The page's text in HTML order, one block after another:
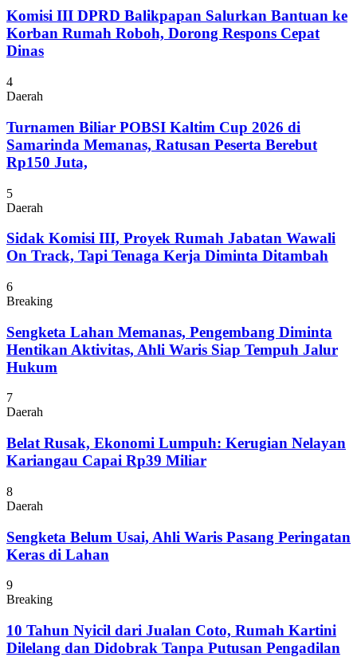
Komisi III DPRD Balikpapan Salurkan Bantuan ke
Korban Rumah Roboh, Dorong Respons Cepat
Dinas
4
Daerah
Turnamen Biliar POBSI Kaltim Cup 2026 di
Samarinda Memanas, Ratusan Peserta Berebut
Rp150 Juta,
5
Daerah
Sidak Komisi III, Proyek Rumah Jabatan Wawali
On Track, Tapi Tenaga Kerja Diminta Ditambah
6
Breaking
Sengketa Lahan Memanas, Pengembang Diminta
Hentikan Aktivitas, Ahli Waris Siap Tempuh Jalur
Hukum
7
Daerah
Belat Rusak, Ekonomi Lumpuh: Kerugian Nelayan
Kariangau Capai Rp39 Miliar
8
Daerah
Sengketa Belum Usai, Ahli Waris Pasang Peringatan
Keras di Lahan
9
Breaking
10 Tahun Nyicil dari Jualan Coto, Rumah Kartini
Dilelang dan Didobrak Tanpa Putusan Pengadilan